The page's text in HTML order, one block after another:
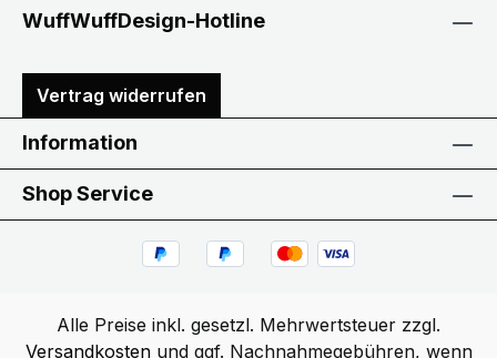
WuffWuffDesign-Hotline
Vertrag widerrufen
Information
Shop Service
Alle Preise inkl. gesetzl. Mehrwertsteuer zzgl.
Versandkostenund ggf. Nachnahmegebühren, wenn